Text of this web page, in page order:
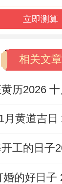
己酉
求
癸丑
戊午
立即测算
相关文章